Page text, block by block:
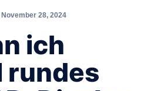
28, 2024
ich
rundes